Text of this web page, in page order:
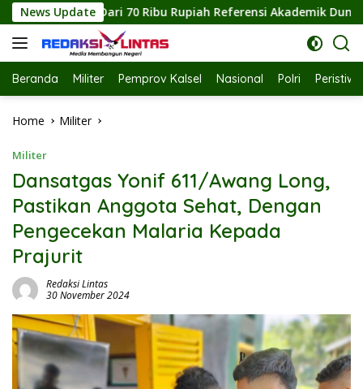
Skip
to
content
News UpdateAkademik Dunia Dinas Kesehatan
Beranda Militer Pemprov Kalsel Nasional Polri
Home Militer
Militer
Dansatgas Yonif 611/Awang Long,
Pastikan Anggota Sehat, Dengan
Pengecekan Malaria Kepada
Prajurit
Redaksi Lintas
30 November 2024